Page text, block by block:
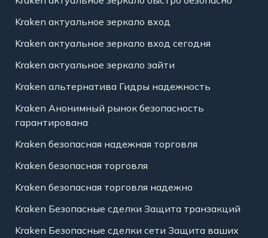
Kraken актуальное зеркало вход
Kraken актуальное зеркало вход сегодня
Kraken актуальное зеркало зайти
Kraken альтернатива Гидры надежность
Kraken Анонимный рынок безопасность
гарантирована
Kraken безопасная надежная торговля
Kraken безопасная торговля
Kraken безопасная торговля надежно
Kraken Безопасные сделки Защита транзакций
Kraken Безопасные сделки сети Защита ваших